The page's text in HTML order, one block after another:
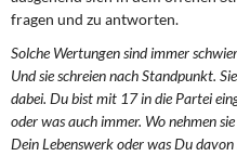
Über mich
Kontakt
fragen und zu antworten.
Solche Wertungen sind immer
Und sie schreien nach Standpunkt.
dabei. Du bist mit 17 in die Partei
oder was auch immer. Wo nehmen
Dein Lebenswerk oder was Du